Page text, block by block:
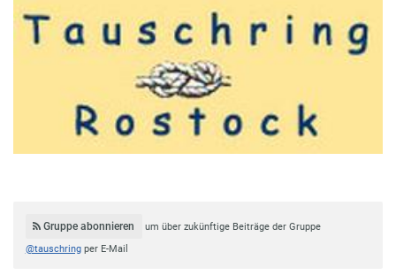
Gruppe abonnieren
um über zukünftige Beiträge der Gruppe
@tauschringper E-Mail